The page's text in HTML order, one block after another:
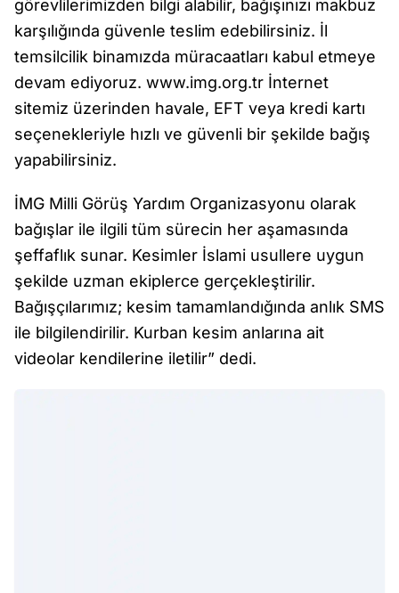
görevlilerimizden bilgi alabilir, bağışınızı makbuz
karşılığında güvenle teslim edebilirsiniz. İl
temsilcilik binamızda müracaatları kabul etmeye
devam ediyoruz. www.img.org.tr İnternet
sitemiz üzerinden havale, EFT veya kredi kartı
seçenekleriyle hızlı ve güvenli bir şekilde bağış
yapabilirsiniz.
İMG Milli Görüş Yardım Organizasyonu olarak
bağışlar ile ilgili tüm sürecin her aşamasında
şeffaflık sunar. Kesimler İslami usullere uygun
şekilde uzman ekiplerce gerçekleştirilir.
Bağışçılarımız; kesim tamamlandığında anlık SMS
ile bilgilendirilir. Kurban kesim anlarına ait
videolar kendilerine iletilir” dedi.